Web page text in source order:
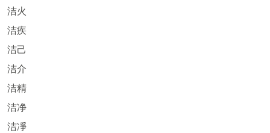
洁火
洁疾
洁己
洁介
洁精
洁净
洁凈